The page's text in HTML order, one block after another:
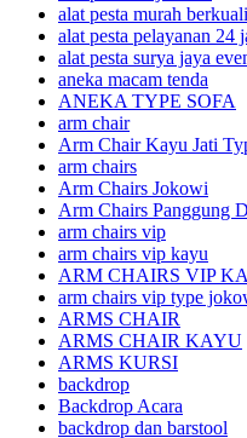
alat pesta murah
alat pesta pelayanan 24
alat pesta surya jaya
aneka macam tenda
ANEKA TYPE SOFA
arm chair
Arm Chair Kayu Jati
arm chairs
Arm Chairs Jokowi
Arm Chairs Panggung
arm chairs vip
arm chairs vip kayu
ARM CHAIRS VIP
arm chairs vip type
ARMS CHAIR
ARMS CHAIR KAYU
ARMS KURSI
backdrop
Backdrop Acara
backdrop dan barstool